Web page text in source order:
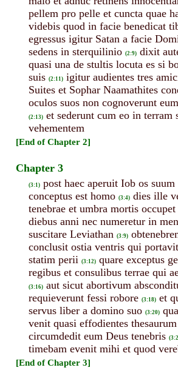
pellem pro pelle et cuncta quae
videbis quod in facie benedicat
egressus igitur Satan a facie
sedens in sterquilinio (2:9) dixit
quasi una de stultis locuta es si
suis (2:11) igitur audientes tres
Suites et Sophar Naamathites
oculos suos non cognoverunt
(2:13) et sederunt cum eo in terram
vehementem
[End of Chapter 2]
Chapter 3
(3:1) post haec aperuit Iob os
conceptus est homo (3:4) dies ille
tenebrae et umbra mortis
diebus anni nec numeretur in
suscitare Leviathan (3:9)
conclusit ostia ventris qui
statim perii (3:12) quare exceptus
regibus et consulibus terrae qui
(3:16) aut sicut abortivum
requieverunt fessi robore (3:18) et
servus liber a domino suo (3:20)
venit quasi effodientes thesaurum
circumdedit eum Deus tenebris
timebam evenit mihi et quod
[End of Chapter 3]